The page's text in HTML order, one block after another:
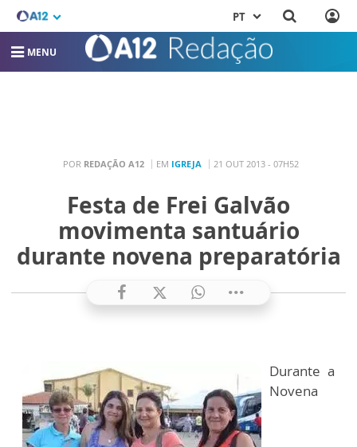
PT
MENU
POR REDAÇÃO A12 EM IGREJA 21 OUT 2013 - 07H52
Festa de Frei Galvão
movimenta santuário
durante novena preparatória
Durante a
Novena